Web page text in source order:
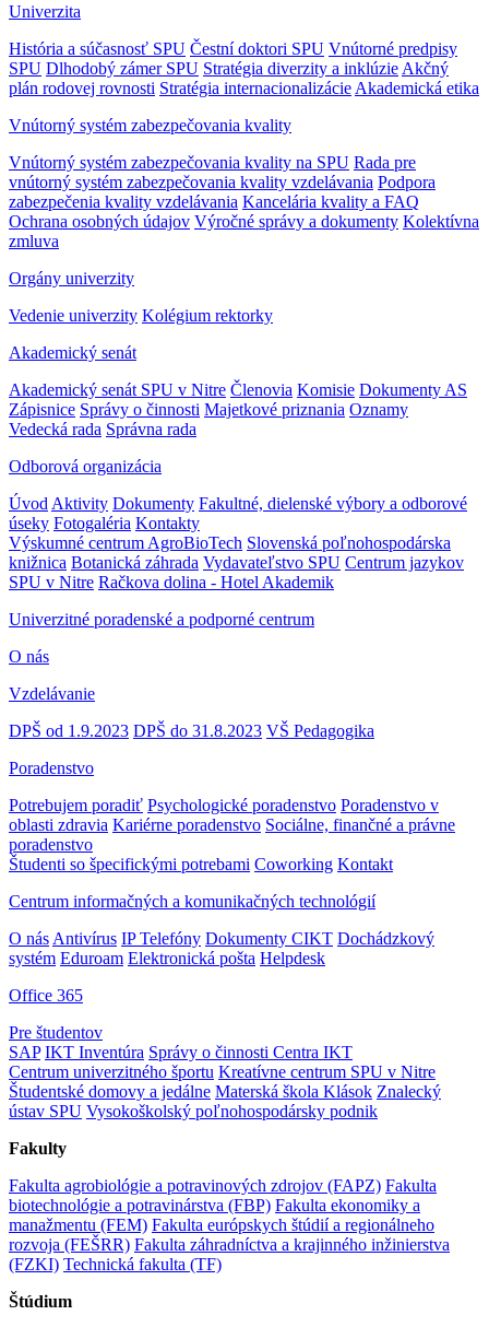
Univerzita
História a súčasnosť SPU Čestní doktori SPU Vnútorné predpisy
SPU Dlhodobý zámer SPU Stratégia diverzity a inklúzie Akčný
plán rodovej rovnosti Stratégia internacionalizácie Akademická etika
Vnútorný systém zabezpečovania kvality
Vnútorný systém zabezpečovania kvality na SPU Rada pre
vnútorný systém zabezpečovania kvality vzdelávania Podpora
zabezpečenia kvality vzdelávania Kancelária kvality a FAQ
Ochrana osobných údajov Výročné správy a dokumenty Kolektívna
zmluva
Orgány univerzity
Vedenie univerzity Kolégium rektorky
Akademický senát
Akademický senát SPU v Nitre Členovia Komisie Dokumenty AS
Zápisnice Správy o činnosti Majetkové priznania Oznamy
Vedecká rada Správna rada
Odborová organizácia
Úvod Aktivity Dokumenty Fakultné, dielenské výbory a odborové
úseky Fotogaléria Kontakty
Výskumné centrum AgroBioTech Slovenská poľnohospodárska
knižnica Botanická záhrada Vydavateľstvo SPU Centrum jazykov
SPU v Nitre Račkova dolina - Hotel Akademik
Univerzitné poradenské a podporné centrum
O nás
Vzdelávanie
DPŠ od 1.9.2023 DPŠ do 31.8.2023 VŠ Pedagogika
Poradenstvo
Potrebujem poradiť Psychologické poradenstvo Poradenstvo v
oblasti zdravia Kariérne poradenstvo Sociálne, finančné a právne
poradenstvo
Študenti so špecifickými potrebami Coworking Kontakt
Centrum informačných a komunikačných technológií
O nás Antivírus IP Telefóny Dokumenty CIKT Dochádzkový
systém Eduroam Elektronická pošta Helpdesk
Office 365
Pre študentov
SAP IKT Inventúra Správy o činnosti Centra IKT
Centrum univerzitného športu Kreatívne centrum SPU v Nitre
Študentské domovy a jedálne Materská škola Klások Znalecký
ústav SPU Vysokoškolský poľnohospodársky podnik
Fakulty
Fakulta agrobiológie a potravinových zdrojov (FAPZ) Fakulta
biotechnológie a potravinárstva (FBP) Fakulta ekonomiky a
manažmentu (FEM) Fakulta európskych štúdií a regionálneho
rozvoja (FEŠRR) Fakulta záhradníctva a krajinného inžinierstva
(FZKI) Technická fakulta (TF)
Štúdium